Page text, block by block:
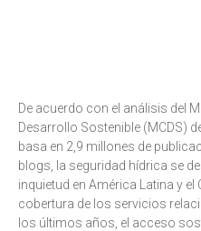
De acuerdo con el análisis del
Desarrollo Sostenible (MCDS)
basa en 2,9 millones de
blogs, la seguridad hídrica se
inquietud en América Latina y el
cobertura de los servicios
los últimos años, el acceso